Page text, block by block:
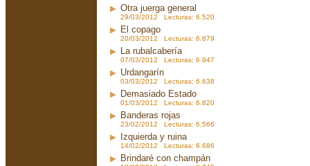
Otra juerga general
29/03/2012 Lecturas: 6.520
El copago
20/03/2012 Lecturas: 6.879
La rubalcabería
07/03/2012 Lecturas: 6.947
Urdangarín
03/03/2012 Lecturas: 6.638
Demasiado Estado
01/03/2012 Lecturas: 6.820
Banderas rojas
23/02/2012 Lecturas: 6.566
Izquierda y ruina
14/02/2012 Lecturas: 6.686
Brindaré con champán